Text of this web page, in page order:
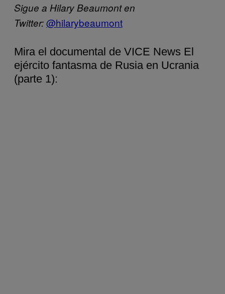
Sigue a Hilary Beaumont en
Twitter:@hilarybeaumont
Mira el documental de VICE News El
ejército fantasma de Rusia en Ucrania
(parte 1):